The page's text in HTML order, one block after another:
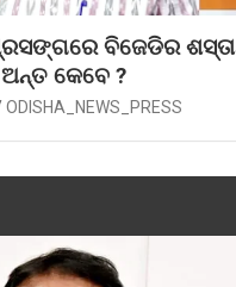
ବିଜେଡିର ଶସ୍ତା
ଅନ୍ତ କେବେ ?
ODISHA_NEWS_PRESS